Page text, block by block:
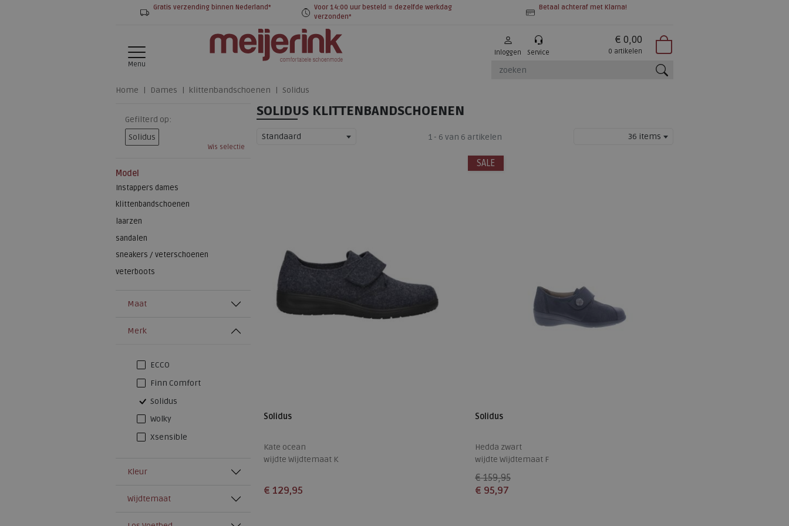
Gratis verzending binnen Nederland*
Voor 14:00 uur besteld = dezelfde werkdag
verzonden*
Betaal achteraf met Klarna!
Menu
Inloggen Service
€ 0,00
0 artikelen
Home Dames klittenbandschoenen Solidus
Gefilterd op:
Solidus
Wis selectie
Model
Instappers dames
klittenbandschoenen
laarzen
sandalen
sneakers / veterschoenen
veterboots
Maat
Merk
ECCO
Finn Comfort
Solidus
Wolky
Xsensible
Kleur
Wijdtemaat
SOLIDUS KLITTENBANDSCHOENEN
Standaard 1 - 6 van 6 artikelen 36 items
Solidus
Kate ocean
wijdte Wijdtemaat K
€ 129,95
SALE
Solidus
Hedda zwart
wijdte Wijdtemaat F
€ 159,95
€ 95,97